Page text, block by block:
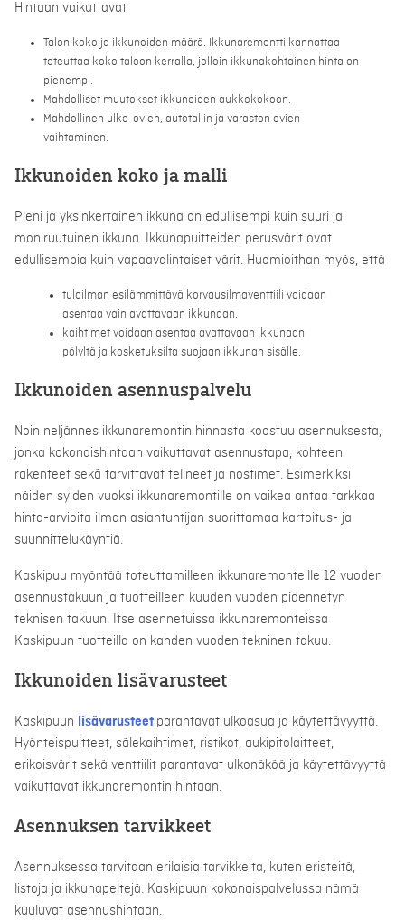
Hintaan vaikuttavat
Talon koko ja ikkunoiden määrä. Ikkunaremontti kannattaa
toteuttaa koko taloon kerralla, jolloin ikkunakohtainen hinta on
pienempi.
Mahdolliset muutokset ikkunoiden aukkokokoon.
Mahdollinen ulko-ovien, autotallin ja varaston ovien
vaihtaminen.
Ikkunoiden koko ja malli
Pieni ja yksinkertainen ikkuna on edullisempi kuin suuri ja
moniruutuinen ikkuna. Ikkunapuitteiden perusvärit ovat
edullisempia kuin vapaavalintaiset värit. Huomioithan myös, että
tuloilman esilämmittävä korvausilmaventtiili voidaan
asentaa vain avattavaan ikkunaan.
kaihtimet voidaan asentaa avattavaan ikkunaan
pölyltä ja kosketuksilta suojaan ikkunan sisälle.
Ikkunoiden asennuspalvelu
Noin neljännes ikkunaremontin hinnasta koostuu asennuksesta,
jonka kokonaishintaan vaikuttavat asennustapa, kohteen
rakenteet sekä tarvittavat telineet ja nostimet. Esimerkiksi
näiden syiden vuoksi ikkunaremontille on vaikea antaa tarkkaa
hinta-arvioita ilman asiantuntijan suorittamaa kartoitus- ja
suunnittelukäyntiä.
Kaskipuu myöntää toteuttamilleen ikkunaremonteille 12 vuoden
asennustakuun ja tuotteilleen kuuden vuoden pidennetyn
teknisen takuun. Itse asennetuissa ikkunaremonteissa
Kaskipuun tuotteilla on kahden vuoden tekninen takuu.
Ikkunoiden lisävarusteet
Kaskipuun lisävarusteet parantavat ulkoasua ja käytettävyyttä.
Hyönteispuitteet, sälekaihtimet, ristikot, aukipitolaitteet,
erikoisvärit sekä venttiilit parantavat ulkonäköä ja käytettävyyttä
vaikuttavat ikkunaremontin hintaan.
Asennuksen tarvikkeet
Asennuksessa tarvitaan erilaisia tarvikkeita, kuten eristeitä,
listoja ja ikkunapeltejä. Kaskipuun kokonaispalvelussa nämä
kuuluvat asennushintaan.